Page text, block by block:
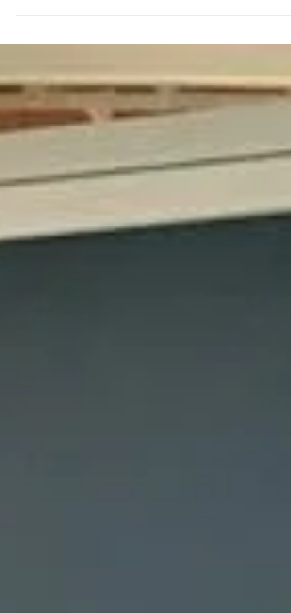
GE1 fra 1950’erne, at den er helt sin egen